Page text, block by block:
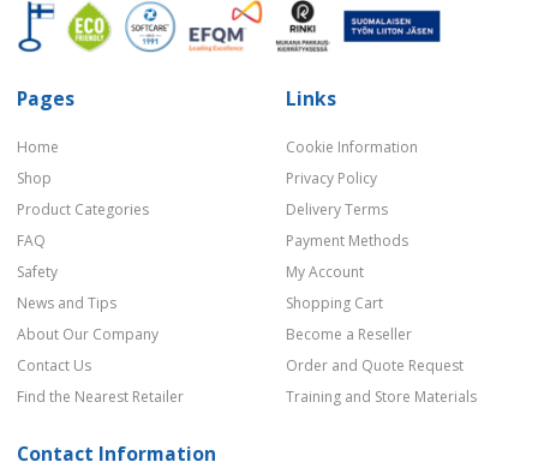
Pages
Home
Shop
Product Categories
FAQ
Safety
News and Tips
About Our Company
Contact Us
Find the Nearest Retailer
Links
Cookie Information
Privacy Policy
Delivery Terms
Payment Methods
My Account
Shopping Cart
Become a Reseller
Order and Quote Request
Training and Store Materials
Contact Information